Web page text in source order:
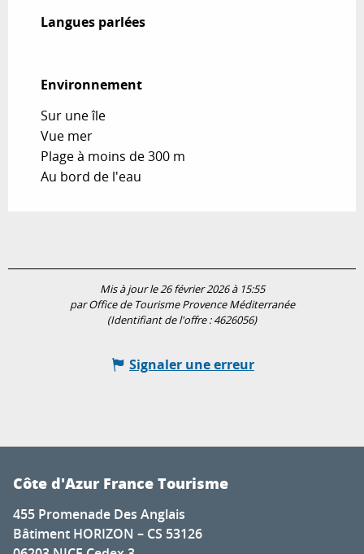
Langues parlées
Langues parlées
Environnement
Environnement
Sur une île
Vue mer
Plage à moins de 300 m
Au bord de l'eau
Mis à jour le 26 février 2026 à 15:55
par Office de Tourisme Provence Méditerranée
(Identifiant de l'offre :4626056)
Signaler une erreur
Côte d'Azur France Tourisme
455 Promenade Des Anglais
Bâtiment HORIZON – CS 53126